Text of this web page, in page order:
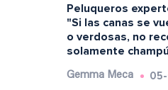
Peluqueros
"Si las canas se
o verdosas, no
solamente
Gemma Meca